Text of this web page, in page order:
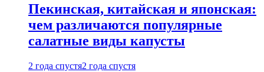
Пекинская, китайская и японская:
чем различаются популярные
салатные виды капусты
2 года спустя2 года спустя